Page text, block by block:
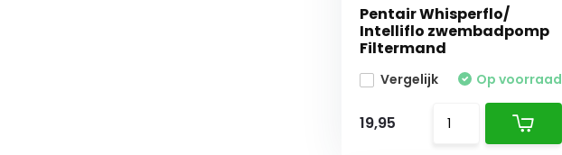
Pentair Whisperflo/
Intelliflo zwembadpomp
Filtermand
Vergelijk Op voorraad
19,95